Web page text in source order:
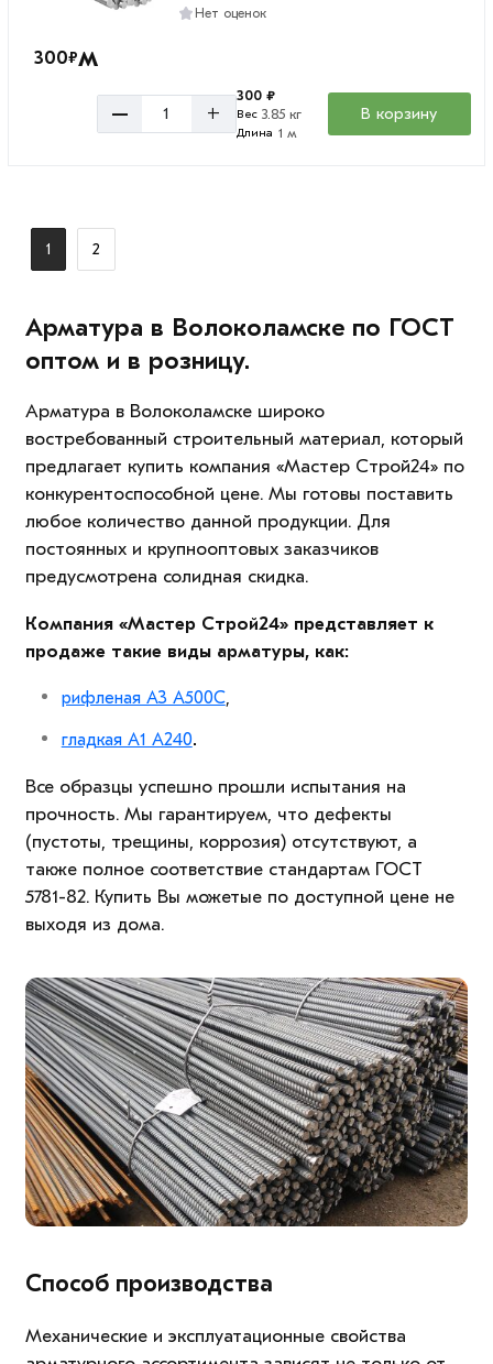
Нет оценок
300₽м
– +
300 ₽
Вес 3.85 кг
Длина 1 м
В корзину
1 2
Арматура в Волоколамске по ГОСТ
оптом и в розницу.
Арматура в Волоколамске широко
востребованный строительный материал, который
предлагает купить компания «Мастер Строй24» по
конкурентоспособной цене. Мы готовы поставить
любое количество данной продукции. Для
постоянных и крупнооптовых заказчиков
предусмотрена солидная скидка.
Компания «Мастер Строй24» представляет к
продаже такие виды арматуры, как:
рифленая А3 А500С,
гладкая А1 А240.
Все образцы успешно прошли испытания на
прочность. Мы гарантируем, что дефекты
(пустоты, трещины, коррозия) отсутствуют, а
также полное соответствие стандартам ГОСТ
5781-82. Купить Вы можетые по доступной цене не
выходя из дома.
Способ производства
Механические и эксплуатационные свойства